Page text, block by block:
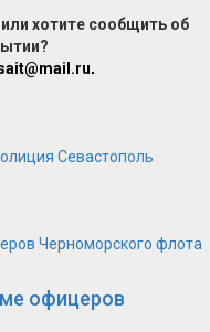
хотите сообщить об
.
Севастополь
Черноморского флота
офицеров